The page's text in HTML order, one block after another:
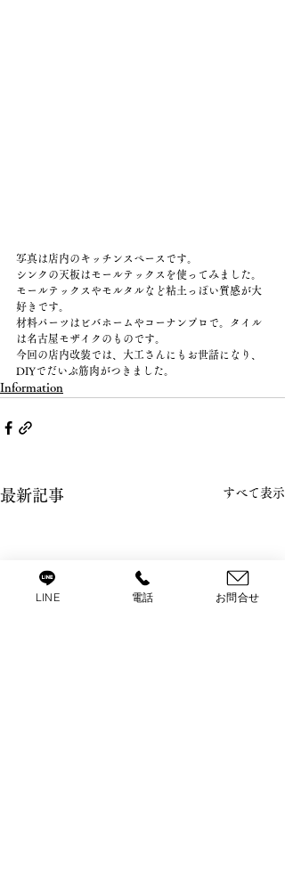
写真は店内のキッチンスペースです。
シンクの天板はモールテックスを使ってみました。
モールテックスやモルタルなど粘土っぽい質感が大
好きです。
材料パーツはビバホームやコーナンプロで。タイル
は名古屋モザイクのものです。
今回の店内改装では、大工さんにもお世話になり、
DIYでだいぶ筋肉がつきました。
Information
最新記事 すべて表示
LINE 電話 お問合せ